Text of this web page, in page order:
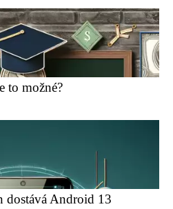
to možné?
dostává Android 13